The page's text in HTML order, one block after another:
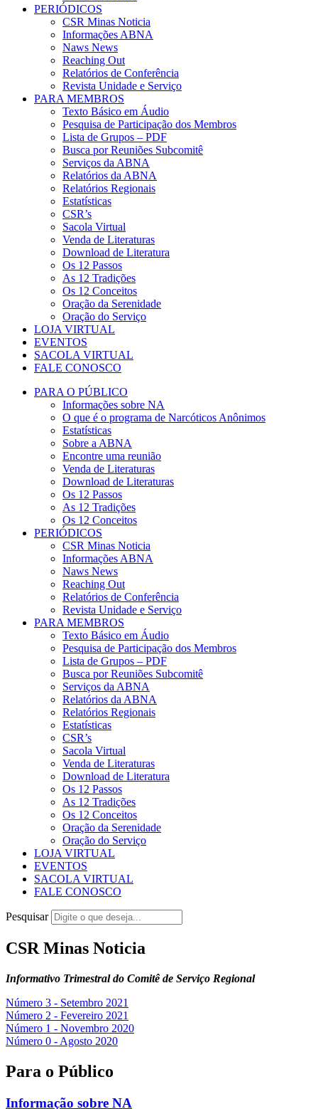
PERIÓDICOS
CSR Minas Noticia
Informações ABNA
Naws News
Reaching Out
Relatórios de Conferência
Revista Unidade e Serviço
PARA MEMBROS
Texto Básico em Áudio
Pesquisa de Participação dos Membros
Lista de Grupos – PDF
Busca por Reuniões Subcomitê
Serviços da ABNA
Relatórios da ABNA
Relatórios Regionais
Estatísticas
CSR’s
Sacola Virtual
Venda de Literaturas
Download de Literatura
Os 12 Passos
As 12 Tradições
Os 12 Conceitos
Oração da Serenidade
Oração do Serviço
LOJA VIRTUAL
EVENTOS
SACOLA VIRTUAL
FALE CONOSCO
PARA O PÚBLICO
Informações sobre NA
O que é o programa de Narcóticos Anônimos
Estatísticas
Sobre a ABNA
Encontre uma reunião
Venda de Literaturas
Download de Literaturas
Os 12 Passos
As 12 Tradições
Os 12 Conceitos
PERIÓDICOS
CSR Minas Noticia
Informações ABNA
Naws News
Reaching Out
Relatórios de Conferência
Revista Unidade e Serviço
PARA MEMBROS
Texto Básico em Áudio
Pesquisa de Participação dos Membros
Lista de Grupos – PDF
Busca por Reuniões Subcomitê
Serviços da ABNA
Relatórios da ABNA
Relatórios Regionais
Estatísticas
CSR’s
Sacola Virtual
Venda de Literaturas
Download de Literatura
Os 12 Passos
As 12 Tradições
Os 12 Conceitos
Oração da Serenidade
Oração do Serviço
LOJA VIRTUAL
EVENTOS
SACOLA VIRTUAL
FALE CONOSCO
Pesquisar
CSR Minas Noticia
Informativo Trimestral do Comitê de Serviço Regional
Número 3 - Setembro 2021
Número 2 - Fevereiro 2021
Número 1 - Novembro 2020
Número 0 - Agosto 2020
Para o Público
Informação sobre NA